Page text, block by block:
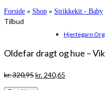
Hjertegarn
Forside » Shop » Strikkekit - Baby
Tilbud
Oldefar dragt og hue –
kr.320,95Den
kr. 240,65